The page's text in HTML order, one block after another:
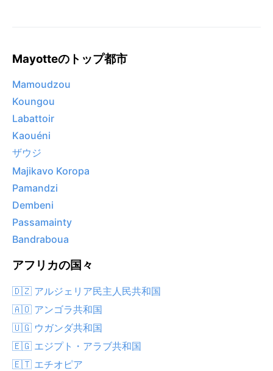
Mayotteのトップ都市
Mamoudzou
Koungou
Labattoir
Kaouéni
ザウジ
Majikavo Koropa
Pamandzi
Dembeni
Passamainty
Bandraboua
アフリカの国々
🇩🇿 アルジェリア民主人民共和国
🇦🇴 アンゴラ共和国
🇺🇬 ウガンダ共和国
🇪🇬 エジプト・アラブ共和国
🇪🇹 エチオピア